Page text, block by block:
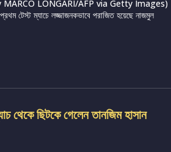
LONGARI/AFP via Getty Images)
টেস্ট ম্যাচে লজ্জাজনকভাবে পরাজিত হয়েছে নাজমুল
থেকে ছিটকে গেলেন তানজিম হাসান